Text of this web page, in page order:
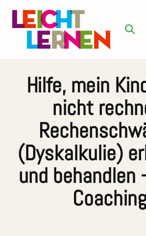
Hilfe, mein
nicht
(Dyskalkulie)
und behandlen